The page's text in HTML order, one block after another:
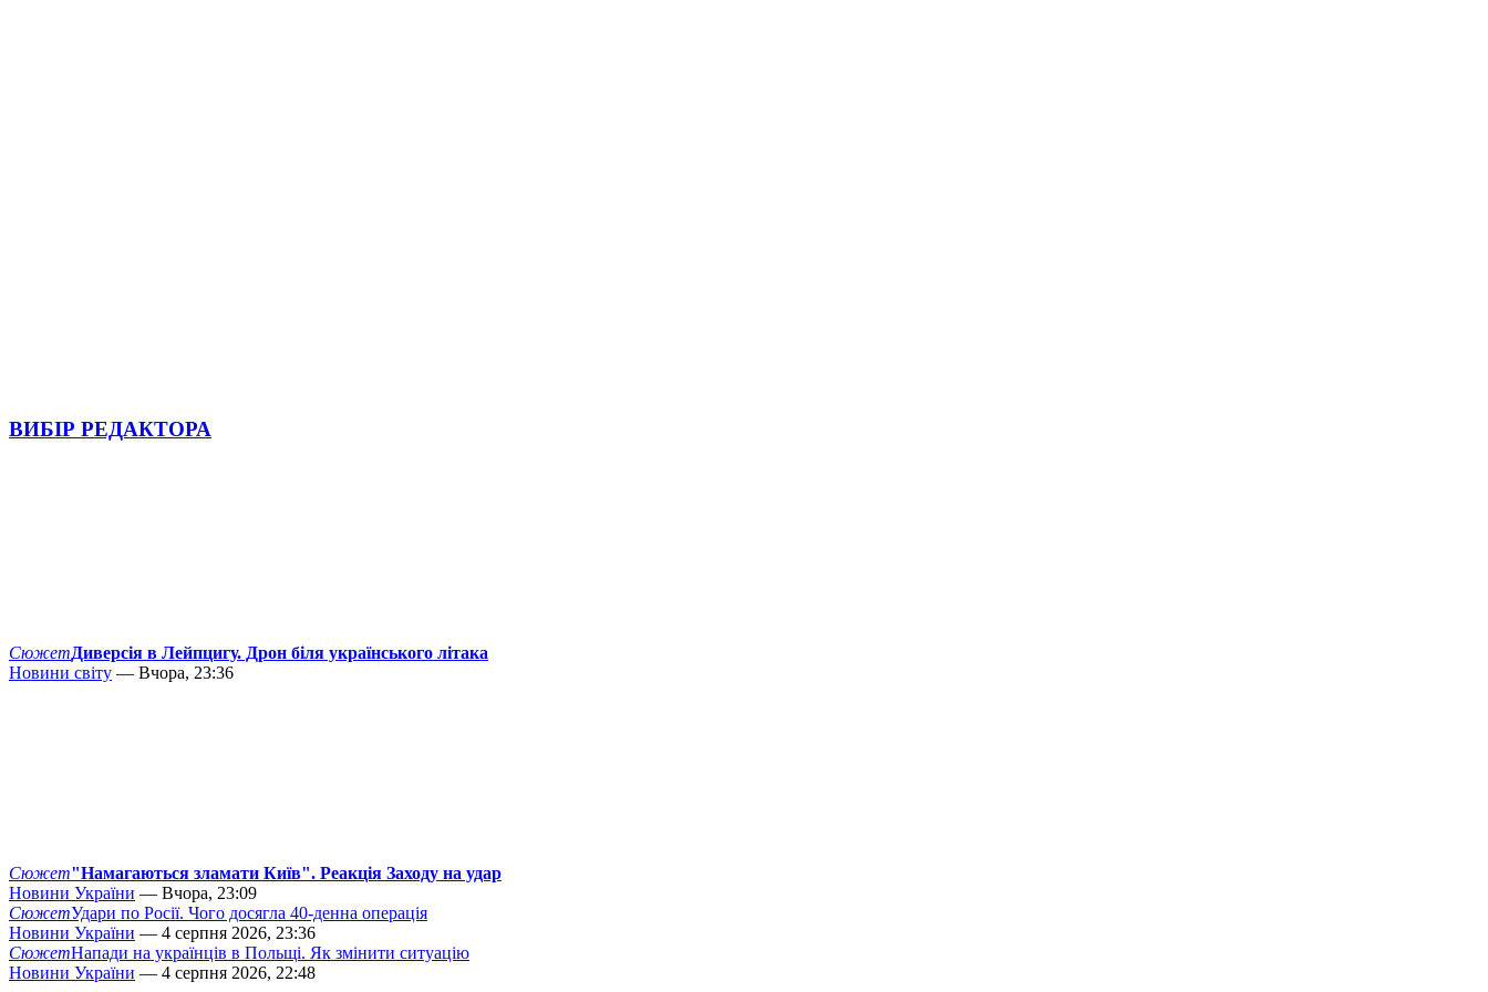
ВИБІР РЕДАКТОРА
СюжетДиверсія в Лейпцигу. Дрон біля українського літака
Новини світу — Вчора, 23:36
Сюжет"Намагаються зламати Київ". Реакція Заходу на удар
Новини України — Вчора, 23:09
СюжетУдари по Росії. Чого досягла 40-денна операція
Новини України — 4 серпня 2026, 23:36
СюжетНапади на українців в Польщі. Як змінити ситуацію
Новини України — 4 серпня 2026, 22:48